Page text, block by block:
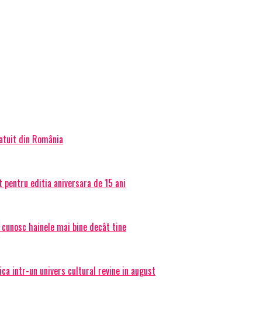
din România
editia aniversara de 15 ani
hainele mai bine decât tine
intr-un univers cultural revine in august